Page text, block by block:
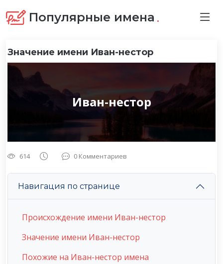
Популярные имена .
Значение имени Иван-нестор
Иван-нестор
614 0 Комментариев
Навигация по странице
Происхождение имени Иван-нестор
Значение имени Иван-нестор
Похожие на Иван-нестор имена